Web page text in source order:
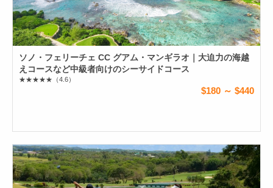
ソノ・フェリーチェ CC グアム・マンギラオ｜大迫力の海越
えコースなど中級者向けのシーサイドコース
★★★★★ （4.6）
$180 ～ $440